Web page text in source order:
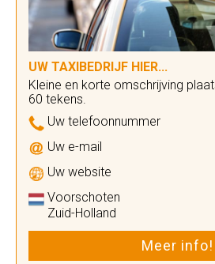
UW TAXIBEDRIJF HIER...
Kleine en korte omschrijving
60 tekens.
Uw telefoonnummer
Uw e-mail
Uw website
Voorschoten
Zuid-Holland
Meer info!